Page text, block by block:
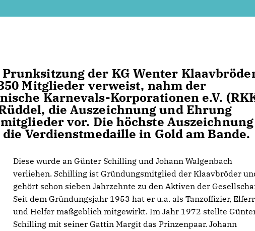
der KG Wenter
Mitglieder verweist, nahm der
Karnevals-Korporationen e.V.
die Auszeichnung und Ehrung
vor. Die höchste Auszeichnung
Verdienstmedaille in Gold am Bande.
Diese wurde an Günter Schilling und Johann Walgenbach
verliehen. Schilling ist Gründungsmitglied der Klaavbröder
gehört schon sieben Jahrzehnte zu den Aktiven der
Seit dem Gründungsjahr 1953 hat er u.a. als Tanzoffizier,
und Helfer maßgeblich mitgewirkt. Im Jahr 1972 stellte
Schilling mit seiner Gattin Margit das Prinzenpaar. Johann